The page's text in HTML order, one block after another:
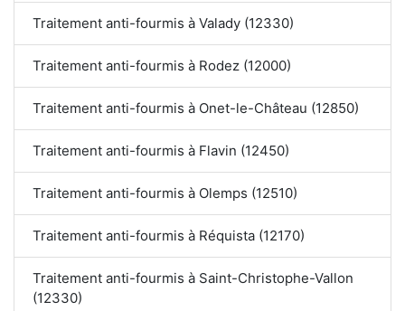
Traitement anti-fourmis à Valady (12330)
Traitement anti-fourmis à Rodez (12000)
Traitement anti-fourmis à Onet-le-Château (12850)
Traitement anti-fourmis à Flavin (12450)
Traitement anti-fourmis à Olemps (12510)
Traitement anti-fourmis à Réquista (12170)
Traitement anti-fourmis à Saint-Christophe-Vallon
(12330)